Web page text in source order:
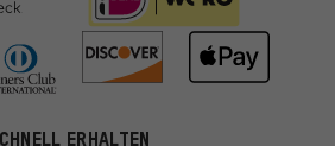
ERHALTEN